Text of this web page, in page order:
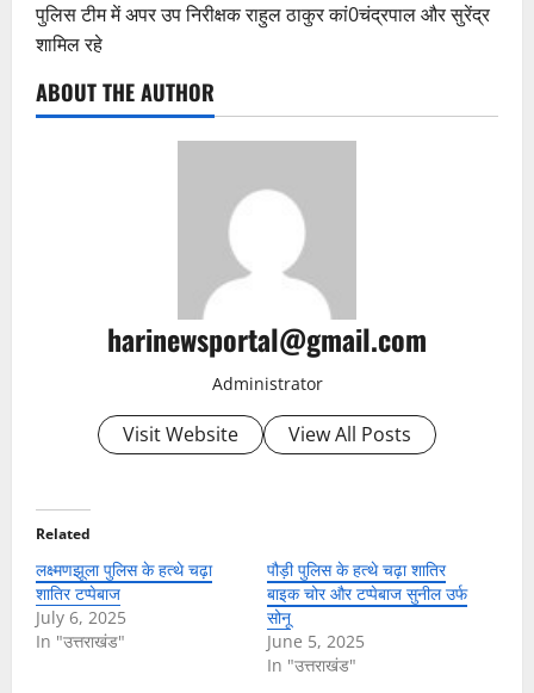
पुलिस टीम में अपर उप निरीक्षक राहुल ठाकुर कां0चंद्रपाल और सुरेंद्र
शामिल रहे
ABOUT THE AUTHOR
harinewsportal@gmail.com
Administrator
Visit Website View All Posts
Related
लक्ष्मणझूला पुलिस के हत्थे चढ़ा
शातिर टप्पेबाज
July 6, 2025
In "उत्तराखंड"
पौड़ी पुलिस के हत्थे चढ़ा शातिर
बाइक चोर और टप्पेबाज सुनील उर्फ
सोनू
June 5, 2025
In "उत्तराखंड"